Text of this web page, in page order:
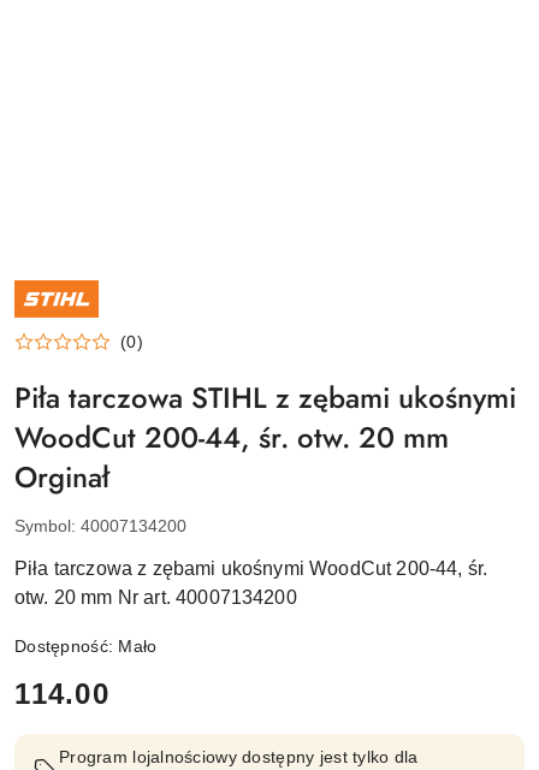
NAZWA
PRODUCENTA:
STIHL
(0)
Piła tarczowa STIHL z zębami ukośnymi
WoodCut 200-44, śr. otw. 20 mm
Orginał
Symbol: 40007134200
Piła tarczowa z zębami ukośnymi WoodCut 200-44, śr.
otw. 20 mm Nr art. 40007134200
Dostępność: Mało
cena:
114.00
Program lojalnościowy dostępny jest tylko dla